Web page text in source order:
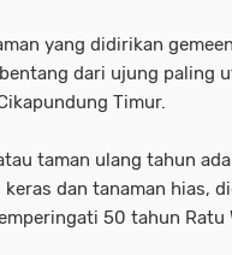
yang didirikan
dari ujung paling
Timur.
taman ulang tahun
keras dan tanaman hias,
50 tahun Ratu